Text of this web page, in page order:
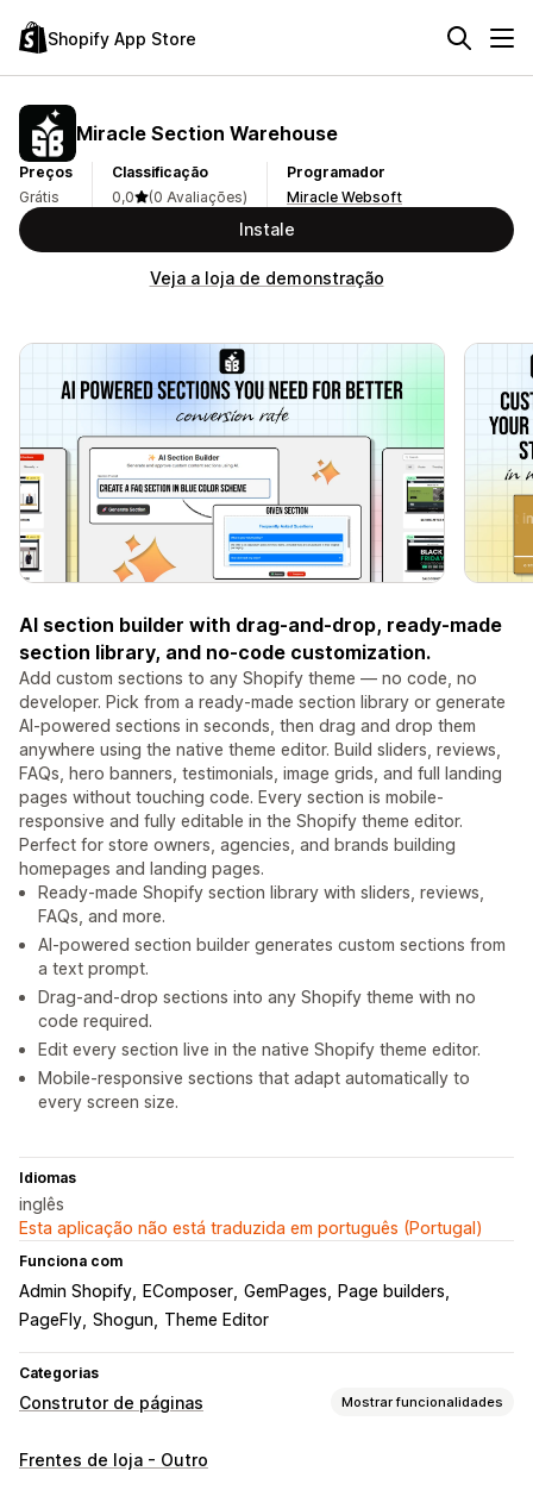
Shopify App Store
Miracle Section Warehouse
Preços
Grátis
Classificação
0,0
(0 Avaliações)
Programador
Miracle Websoft
Instale
Veja a loja de demonstração
AI section builder with drag-and-drop, ready-made
section library, and no-code customization.
Add custom sections to any Shopify theme — no code, no
developer. Pick from a ready-made section library or generate
AI-powered sections in seconds, then drag and drop them
anywhere using the native theme editor. Build sliders, reviews,
FAQs, hero banners, testimonials, image grids, and full landing
pages without touching code. Every section is mobile-
responsive and fully editable in the Shopify theme editor.
Perfect for store owners, agencies, and brands building
homepages and landing pages.
Ready-made Shopify section library with sliders, reviews,
FAQs, and more.
AI-powered section builder generates custom sections from
a text prompt.
Drag-and-drop sections into any Shopify theme with no
code required.
Edit every section live in the native Shopify theme editor.
Mobile-responsive sections that adapt automatically to
every screen size.
Idiomas
inglês
Esta aplicação não está traduzida em português (Portugal)
Funciona com
Admin Shopify EComposer GemPages
Page builders
PageFly Shogun Theme Editor
Categorias
Construtor de páginas Mostrar funcionalidades
Tipos de páginas
Frentes de loja - Outro